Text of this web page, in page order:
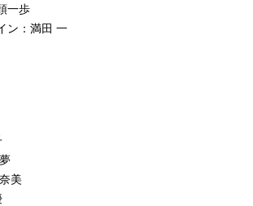
一歩
ン：満田 一
美